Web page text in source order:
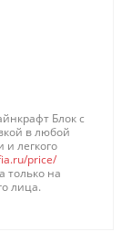
Блок с
в любой
и легкого
price/
на
лица.